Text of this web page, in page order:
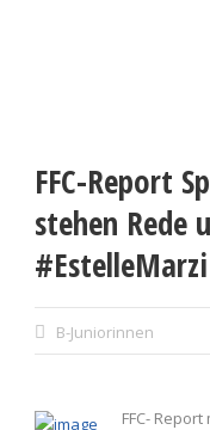
FFC-Report
stehen Rede
#EstelleMarzi
B-Juniorinnen
FFC-